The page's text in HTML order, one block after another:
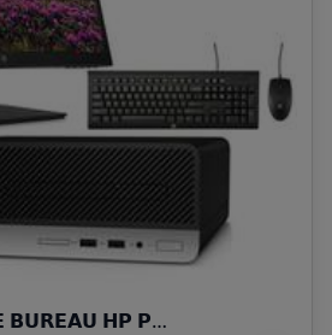
𝗢𝗥𝗗𝗜𝗡𝗔𝗧𝗘𝗨𝗥 𝗗𝗘 𝗕𝗨𝗥𝗘𝗔𝗨 𝗛𝗣 𝗣𝗥𝗢𝗗𝗘𝗦𝗞 𝟰𝟬𝟬 𝗚𝟰 𝗦𝗙𝗙 | 𝗜𝟱 | 𝟲𝗚𝗲𝗻